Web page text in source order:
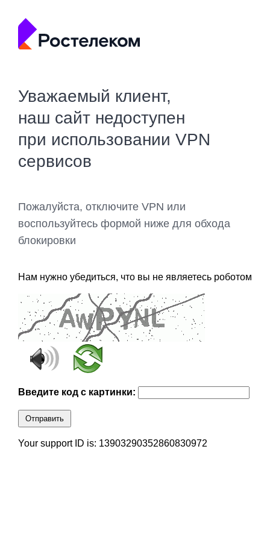
Уважаемый клиент,
наш сайт недоступен
при использовании VPN
сервисов
Пожалуйста, отключите VPN или
воспользуйтесь формой ниже для обхода
блокировки
Нам нужно убедиться, что вы не являетесь роботом
Введите код с картинки:
Отправить
Your support ID is: 13903290352860830972